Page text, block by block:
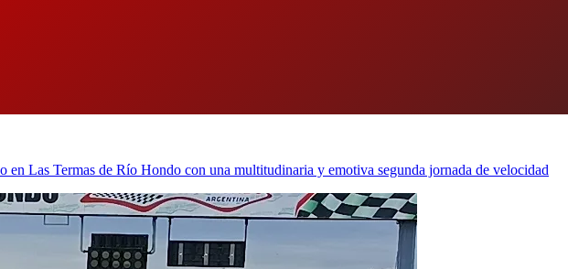
en Las Termas de Río Hondo con una multitudinaria y emotiva segunda jornada de velocidad